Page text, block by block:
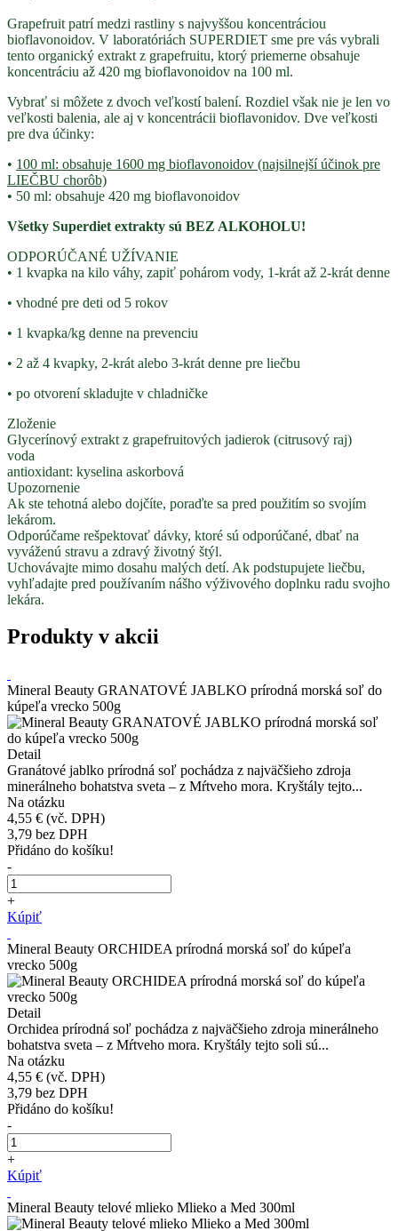
Grapefruit patrí medzi rastliny s najvyššou koncentráciou
bioflavonoidov. V laboratóriách SUPERDIET sme pre vás vybrali
tento organický extrakt z grapefruitu, ktorý priemerne obsahuje
koncentráciu až 420 mg bioflavonoidov na 100 ml.
Vybrať si môžete z dvoch veľkostí balení. Rozdiel však nie je len vo
veľkosti balenia, ale aj v koncentrácii bioflavonidov. Dve veľkosti
pre dva účinky:
• 100 ml: obsahuje 1600 mg bioflavonoidov (najsilnejší účinok pre
LIEČBU chorôb)
• 50 ml: obsahuje 420 mg bioflavonoidov
Všetky Superdiet extrakty sú BEZ ALKOHOLU!
ODPORÚČANÉ UŽÍVANIE
• 1 kvapka na kilo váhy, zapiť pohárom vody, 1-krát až 2-krát denne
• vhodné pre deti od 5 rokov
• 1 kvapka/kg denne na prevenciu
• 2 až 4 kvapky, 2-krát alebo 3-krát denne pre liečbu
• po otvorení skladujte v chladničke
Zloženie
Glycerínový extrakt z grapefruitových jadierok (citrusový raj)
voda
antioxidant: kyselina askorbová
Upozornenie
Ak ste tehotná alebo dojčíte, poraďte sa pred použitím so svojím
lekárom.
Odporúčame rešpektovať dávky, ktoré sú odporúčané, dbať na
vyváženú stravu a zdravý životný štýl.
Uchovávajte mimo dosahu malých detí. Ak podstupujete liečbu,
vyhľadajte pred používaním nášho výživového doplnku radu svojho
lekára.
Produkty v akcii
Mineral Beauty GRANATOVÉ JABLKO prírodná morská soľ do
kúpeľa vrecko 500g
Detail
Granátové jablko prírodná soľ pochádza z najväčšieho zdroja
minerálneho bohatstva sveta – z Mŕtveho mora. Kryštály tejto...
Na otázku
4,55 € (vč. DPH)
3,79 bez DPH
Přidáno do košíku!
-
+
Kúpiť
Mineral Beauty ORCHIDEA prírodná morská soľ do kúpeľa
vrecko 500g
Detail
Orchidea prírodná soľ pochádza z najväčšieho zdroja minerálneho
bohatstva sveta – z Mŕtveho mora. Kryštály tejto soli sú...
Na otázku
4,55 € (vč. DPH)
3,79 bez DPH
Přidáno do košíku!
-
+
Kúpiť
Mineral Beauty telové mlieko Mlieko a Med 300ml